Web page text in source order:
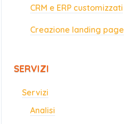
CRM e ERP customizzati
Creazione landing page
SERVIZI
Servizi
Analisi